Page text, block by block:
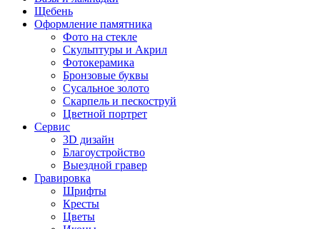
Щебень
Оформление памятника
Фото на стекле
Скульптуры и Акрил
Фотокерамика
Бронзовые буквы
Сусальное золото
Скарпель и пескоструй
Цветной портрет
Сервис
3D дизайн
Благоустройство
Выездной гравер
Гравировка
Шрифты
Кресты
Цветы